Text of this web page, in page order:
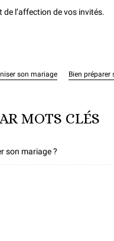
l’affection de vos invités.
son mariage Bien préparer
MOTS CLÉS
son mariage ?